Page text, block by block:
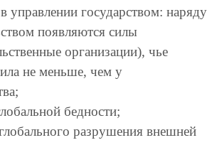
управлении государством: наряду
появляются силы
организации), чье
не меньше, чем у
бедности;
разрушения внешней